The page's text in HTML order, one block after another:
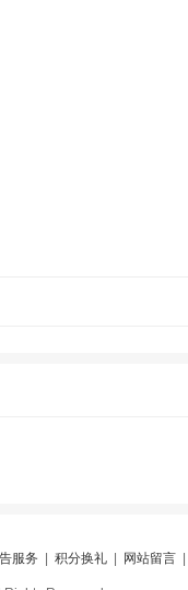
服务 积分换礼 网站留言